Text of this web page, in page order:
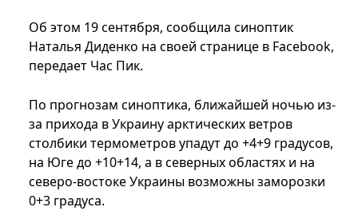
Об этом 19 сентября, сообщила синоптик
Наталья Диденко на своей странице в Facebook,
передает Час Пик.
По прогнозам синоптика, ближайшей ночью из-
за прихода в Украину арктических ветров
столбики термометров упадут до +4+9 градусов,
на Юге до +10+14, а в северных областях и на
северо-востоке Украины возможны заморозки
0+3 градуса.